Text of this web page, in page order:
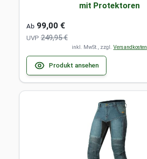
mit Protektoren
Ab 99,00 €
UVP 249,95 €
inkl. MwSt., zzgl. Versandkosten
Produkt ansehen